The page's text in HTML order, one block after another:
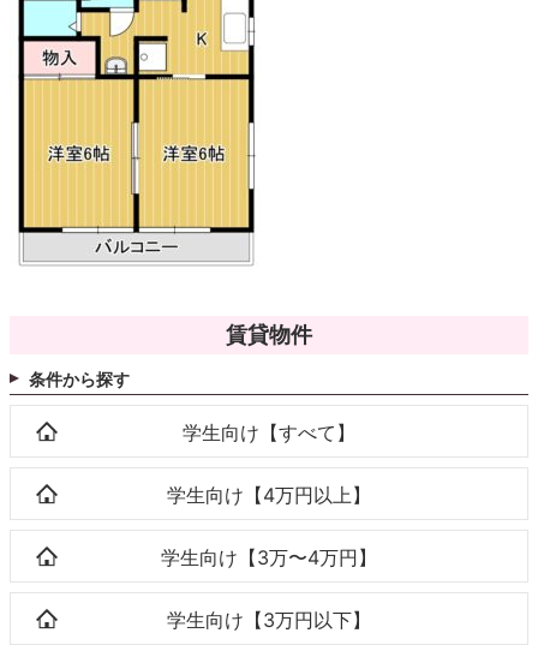
賃貸物件
条件から探す
学生向け【すべて】
学生向け【4万円以上】
学生向け【3万〜4万円】
学生向け【3万円以下】